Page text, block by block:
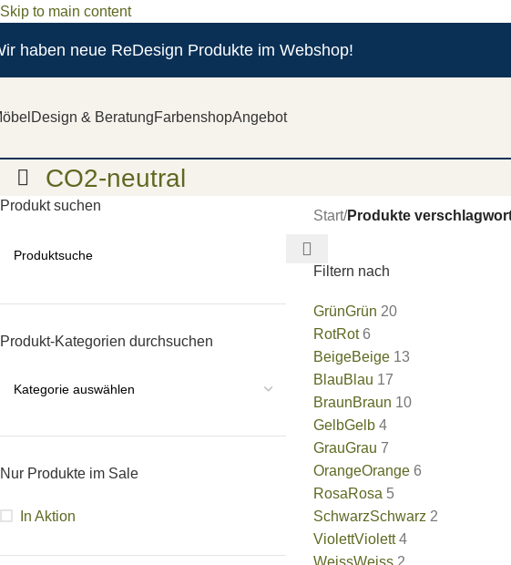
Skip to main content
haben neue ReDesign Produkte im Webshop!
Design & BeratungFarbenshopAngebot
CO2-neutral
Produkt suchen
Produkt-Kategorien durchsuchen
Nur Produkte im Sale
In Aktion
Start/Produkte
Filtern nach
GrünGrün 20
RotRot 6
BeigeBeige 13
BlauBlau 17
BraunBraun 10
GelbGelb 4
GrauGrau 7
OrangeOrange 6
RosaRosa 5
SchwarzSchwarz 2
ViolettViolett 4
WeissWeiss 2